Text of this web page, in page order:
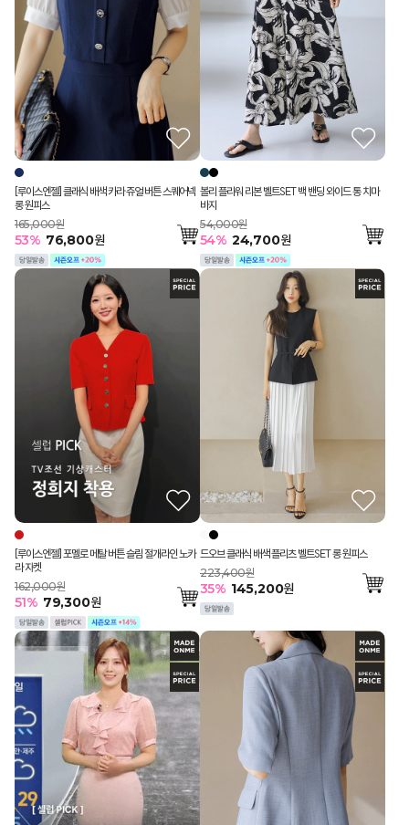
[루이스엔젤] 클래식 배색 카라 쥬얼 버튼 스퀘어넥
롱 원피스
165,000원
53% 76,800원
볼리 플라워 리본 벨트SET 백 밴딩 와이드 통 치마
바지
54,000원
54% 24,700원
[루이스엔젤] 포멜로 메탈 버튼 슬림 절개라인 노카
라 자켓
162,000원
51% 79,300원
드오브 클래식 배색 플리츠 벨트SET 롱 원피스
223,400원
35% 145,200원